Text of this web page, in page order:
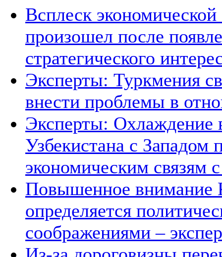
Всплеск
произошел после
стратегического
Эксперты: Туркмения
внести проблемы в
Эксперты: Охлаждение
Узбекистана с
экономическим связям
Повышенное внимание
определяется
соображениями –